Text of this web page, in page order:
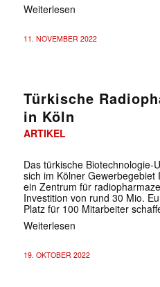
Weiterlesen
11. NOVEMBER 2022
Türkische
in Köln
ARTIKEL
Das türkische Biotechnologie-
sich im Kölner
ein Zentrum für
Investition von rund 30 Mio.
Platz für 100 Mitarbeiter
Weiterlesen
19. OKTOBER 2022